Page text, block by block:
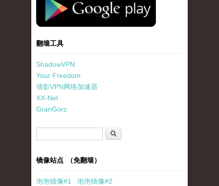
翻墙工具
ShadowVPN
Your Freedom
倩影VPN网络加速器
XX-Net
GranGorz
搜索
镜像站点 （免翻墙）
泡泡镜像#1 泡泡镜像#2